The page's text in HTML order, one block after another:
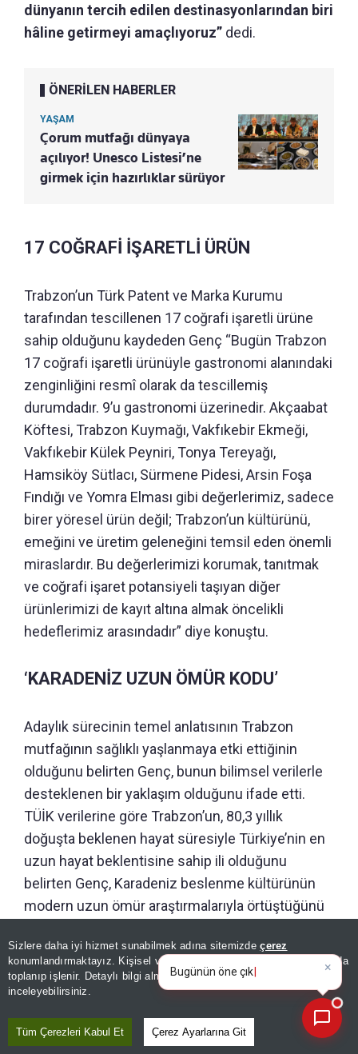
Sizlere daha iyi hizmet sunabilmek adına sitemizdeçerez
konumlandırmaktayız. Kişisel verileriniz, KVKK ve GDPR kapsamında
toplanıp işlenir. Detaylı bilgi almak içinAydınlatma Metnimizi
inceleyebilirsiniz.
Tüm Çerezleri Kabul Et Çerez Ayarlarına Git
dünyanın tercih edilen destinasyonlarından biri
hâline getirmeyi amaçlıyoruz” dedi.
ÖNERİLEN HABERLER
YAŞAM
Çorum mutfağı dünyaya
açılıyor! Unesco Listesi’ne
girmek için hazırlıklar sürüyor
17 COĞRAFİ İŞARETLİ ÜRÜN
Trabzon’un Türk Patent ve Marka Kurumu
tarafından tescillenen 17 coğrafi işaretli ürüne
sahip olduğunu kaydeden Genç “Bugün Trabzon
17 coğrafi işaretli ürünüyle gastronomi alanındaki
zenginliğini resmî olarak da tescillemiş
durumdadır. 9’u gastronomi üzerinedir. Akçaabat
Köftesi, Trabzon Kuymağı, Vakfıkebir Ekmeği,
Vakfıkebir Külek Peyniri, Tonya Tereyağı,
Hamsiköy Sütlacı, Sürmene Pidesi, Arsin Foşa
Fındığı ve Yomra Elması gibi değerlerimiz, sadece
birer yöresel ürün değil; Trabzon’un kültürünü,
emeğini ve üretim geleneğini temsil eden önemli
miraslardır. Bu değerlerimizi korumak, tanıtmak
ve coğrafi işaret potansiyeli taşıyan diğer
ürünlerimizi de kayıt altına almak öncelikli
hedeflerimiz arasındadır” diye konuştu.
‘KARADENİZ UZUN ÖMÜR KODU’
Adaylık sürecinin temel anlatısının Trabzon
mutfağının sağlıklı yaşlanmaya etki ettiğinin
olduğunu belirten Genç, bunun bilimsel verilerle
desteklenen bir yaklaşım olduğunu ifade etti.
TÜİK verilerine göre Trabzon’un, 80,3 yıllık
doğuşta beklenen hayat süresiyle Türkiye’nin en
uzun hayat beklentisine sahip ili olduğunu
belirten Genç, Karadeniz beslenme kültürünün
modern uzun ömür araştırmalarıyla örtüştüğünü
Ömür Kodu’kavramını kazandırmayı
hedeflediğini aktardı.
GÜNÜN ÖZETİ
×
Bugünün öne çıkan manşetleri
ve gelişmeleri neler